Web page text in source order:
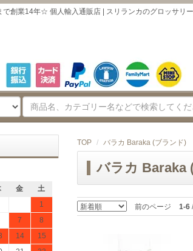
で創業14年☆ 個人輸入通販店 | スリランカのグロッサリ
TOP バラカ Baraka (ブランド)
バラカ Baraka
前のページ 1-6
金
土
1
7
8
14
15